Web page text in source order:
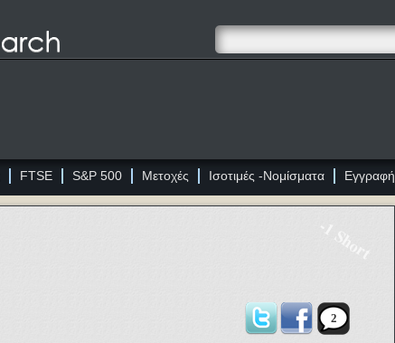
FTSE S&P 500 Μετοχές Ισοτιμές -Νομίσματα Εγγραφή
-1 Short
2